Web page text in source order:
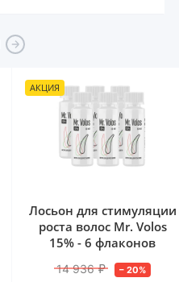
АКЦИЯ
Лосьон для стимуляции
роста волос Mr. Volos
15% - 6 флаконов
14 936 ₽ – 20%